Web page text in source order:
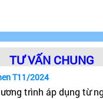
TƯ VẤN CHUNG
T11/2024
trình áp dụng từ